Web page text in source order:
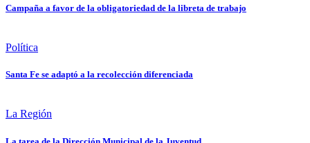
Campaña a favor de la obligatoriedad de la libreta de trabajo
Política
Santa Fe se adaptó a la recolección diferenciada
La Región